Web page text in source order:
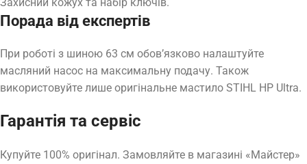
Порада від експертів
При роботі з шиною 63 см обов’язково налаштуйте
масляний насос на максимальну подачу. Також
використовуйте лише оригінальне мастило STIHL HP Ultra.
Гарантія та сервіс
Купуйте 100% оригінал. Замовляйте в магазині «Майстер»